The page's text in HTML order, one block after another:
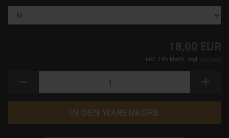
18,00 EUR
inkl. 19% MwSt. zzgl. Versand